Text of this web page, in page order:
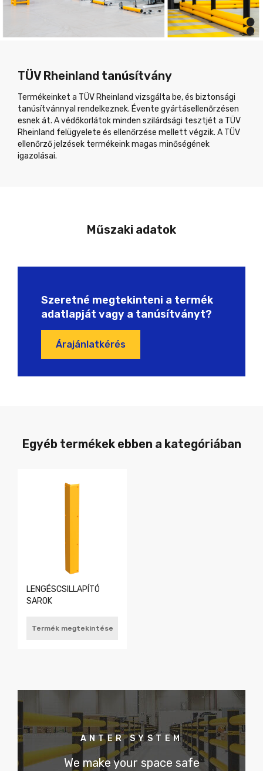
TÜV Rheinland tanúsítvány
Termékeinket a TÜV Rheinland vizsgálta be, és biztonsági
tanúsítvánnyal rendelkeznek. Évente gyártásellenőrzésen
esnek át. A védőkorlátok minden szilárdsági tesztjét a TÜV
Rheinland felügyelete és ellenőrzése mellett végzik. A TÜV
ellenőrző jelzések termékeink magas minőségének
igazolásai.
Műszaki adatok
Szeretné megtekinteni a termék
adatlapját vagy a tanúsítványt?
Árajánlatkérés
Egyéb termékek ebben a kategóriában
LENGÉSCSILLAPÍTÓ
SAROK
Termék megtekintése
ANTER SYSTEM
We make your space safe